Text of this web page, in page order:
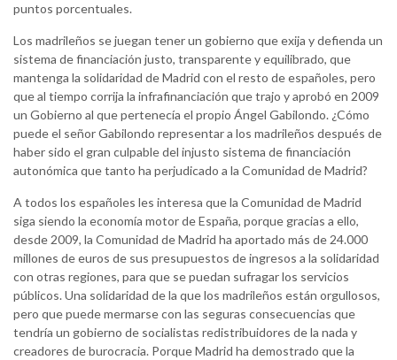
puntos porcentuales.
Los madrileños se juegan tener un gobierno que exija y defienda un
sistema de financiación justo, transparente y equilibrado, que
mantenga la solidaridad de Madrid con el resto de españoles, pero
que al tiempo corrija la infrafinanciación que trajo y aprobó en 2009
un Gobierno al que pertenecía el propio Ángel Gabilondo. ¿Cómo
puede el señor Gabilondo representar a los madrileños después de
haber sido el gran culpable del injusto sistema de financiación
autonómica que tanto ha perjudicado a la Comunidad de Madrid?
A todos los españoles les interesa que la Comunidad de Madrid
siga siendo la economía motor de España, porque gracias a ello,
desde 2009, la Comunidad de Madrid ha aportado más de 24.000
millones de euros de sus presupuestos de ingresos a la solidaridad
con otras regiones, para que se puedan sufragar los servicios
públicos. Una solidaridad de la que los madrileños están orgullosos,
pero que puede mermarse con las seguras consecuencias que
tendría un gobierno de socialistas redistribuidores de la nada y
creadores de burocracia. Porque Madrid ha demostrado que la